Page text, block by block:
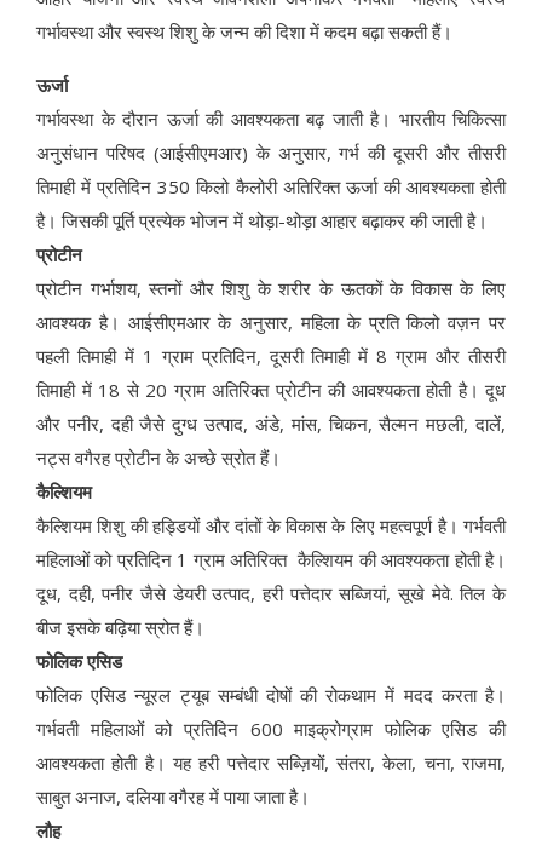
गर्भावस्था और स्वस्थ शिशु के जन्म की दिशा में कदम बढ़ा सकती हैं।
ऊर्जा
गर्भावस्था के दौरान ऊर्जा की आवश्यकता बढ़ जाती है। भारतीय चिकित्सा
अनुसंधान परिषद (आईसीएमआर) के अनुसार, गर्भ की दूसरी और तीसरी
तिमाही में प्रतिदिन 350 किलो कैलोरी अतिरिक्त ऊर्जा की आवश्यकता होती
है। जिसकी पूर्ति प्रत्येक भोजन में थोड़ा-थोड़ा आहार बढ़ाकर की जाती है।
प्रोटीन
प्रोटीन गर्भाशय, स्तनों और शिशु के शरीर के ऊतकों के विकास के लिए
आवश्यक है। आईसीएमआर के अनुसार, महिला के प्रति किलो वज़न पर
पहली तिमाही में 1 ग्राम प्रतिदिन, दूसरी तिमाही में 8 ग्राम और तीसरी
तिमाही में 18 से 20 ग्राम अतिरिक्त प्रोटीन की आवश्यकता होती है। दूध
और पनीर, दही जैसे दुग्ध उत्पाद, अंडे, मांस, चिकन, सैल्मन मछली, दालें,
नट्स वगैरह प्रोटीन के अच्छे स्रोत हैं।
कैल्शियम
कैल्शियम शिशु की हड्डियों और दांतों के विकास के लिए महत्वपूर्ण है। गर्भवती
महिलाओं को प्रतिदिन 1 ग्राम अतिरिक्त कैल्शियम की आवश्यकता होती है।
दूध, दही, पनीर जैसे डेयरी उत्पाद, हरी पत्तेदार सब्जियां, सूखे मेवे. तिल के
बीज इसके बढ़िया स्रोत हैं।
फोलिक एसिड
फोलिक एसिड न्यूरल ट्यूब सम्बंधी दोषों की रोकथाम में मदद करता है।
गर्भवती महिलाओं को प्रतिदिन 600 माइक्रोग्राम फोलिक एसिड की
आवश्यकता होती है। यह हरी पत्तेदार सब्ज़ियों, संतरा, केला, चना, राजमा,
साबुत अनाज, दलिया वगैरह में पाया जाता है।
लौह